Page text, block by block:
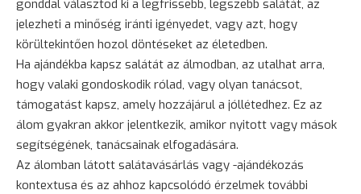
gonddal választod ki a legfrissebb, legszebb salátát, az
jelezheti a minőség iránti igényedet, vagy azt, hogy
körültekintően hozol döntéseket az életedben.
Ha ajándékba kapsz salátát az álmodban, az utalhat arra,
hogy valaki gondoskodik rólad, vagy olyan tanácsot,
támogatást kapsz, amely hozzájárul a jóllétedhez. Ez az
álom gyakran akkor jelentkezik, amikor nyitott vagy mások
segítségének, tanácsainak elfogadására.
Az álomban látott salátavásárlás vagy -ajándékozás
kontextusa és az ahhoz kapcsolódó érzelmek további